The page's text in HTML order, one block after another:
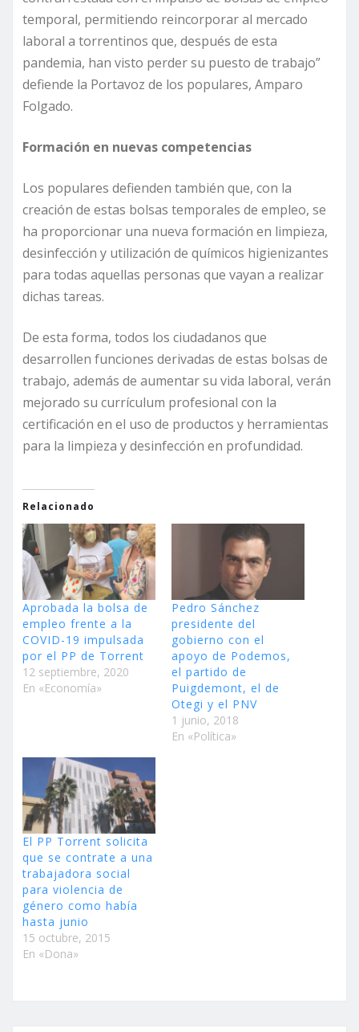
temporal, permitiendo reincorporar al mercado
laboral a torrentinos que, después de esta
pandemia, han visto perder su puesto de trabajo”
defiende la Portavoz de los populares, Amparo
Folgado.
Formación en nuevas competencias
Los populares defienden también que, con la
creación de estas bolsas temporales de empleo, se
ha proporcionar una nueva formación en limpieza,
desinfección y utilización de químicos higienizantes
para todas aquellas personas que vayan a realizar
dichas tareas.
De esta forma, todos los ciudadanos que
desarrollen funciones derivadas de estas bolsas de
trabajo, además de aumentar su vida laboral, verán
mejorado su currículum profesional con la
certificación en el uso de productos y herramientas
para la limpieza y desinfección en profundidad.
Relacionado
Aprobada la bolsa de
empleo frente a la
COVID-19 impulsada
por el PP de Torrent
12 septiembre, 2020
En «Economía»
Pedro Sánchez
presidente del
gobierno con el
apoyo de Podemos,
el partido de
Puigdemont, el de
Otegi y el PNV
1 junio, 2018
En «Política»
El PP Torrent solicita
que se contrate a una
trabajadora social
para violencia de
género como había
hasta junio
15 octubre, 2015
En «Dona»